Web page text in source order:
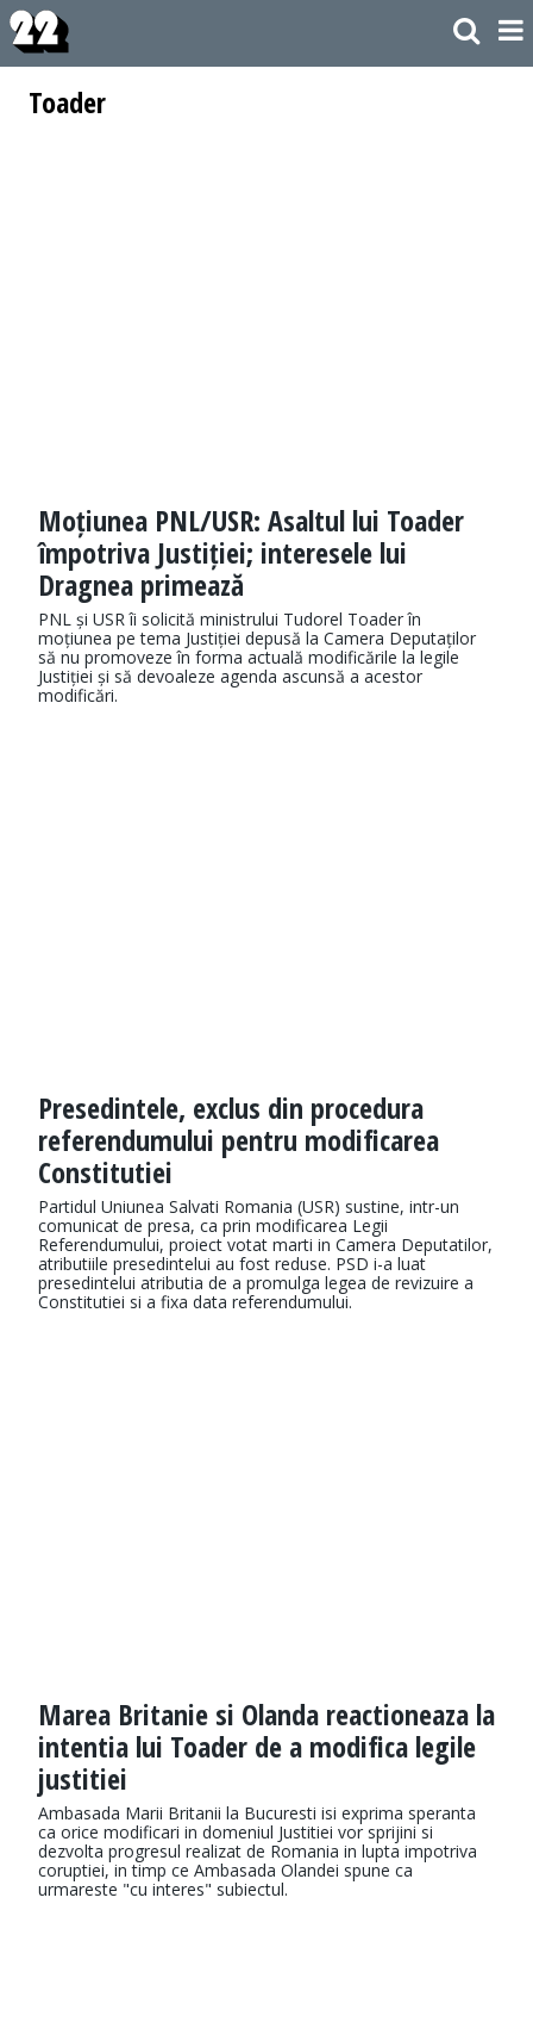
Toader
Moțiunea PNL/USR: Asaltul lui Toader
împotriva Justiției; interesele lui
Dragnea primează
PNL și USR îi solicită ministrului Tudorel Toader în
moțiunea pe tema Justiției depusă la Camera Deputaților
să nu promoveze în forma actuală modificările la legile
Justiției și să devoaleze agenda ascunsă a acestor
modificări.
Presedintele, exclus din procedura
referendumului pentru modificarea
Constitutiei
Partidul Uniunea Salvati Romania (USR) sustine, intr-un
comunicat de presa, ca prin modificarea Legii
Referendumului, proiect votat marti in Camera Deputatilor,
atributiile presedintelui au fost reduse. PSD i-a luat
presedintelui atributia de a promulga legea de revizuire a
Constitutiei si a fixa data referendumului.
Marea Britanie si Olanda reactioneaza la
intentia lui Toader de a modifica legile
justitiei
Ambasada Marii Britanii la Bucuresti isi exprima speranta
ca orice modificari in domeniul Justitiei vor sprijini si
dezvolta progresul realizat de Romania in lupta impotriva
coruptiei, in timp ce Ambasada Olandei spune ca
urmareste "cu interes" subiectul.